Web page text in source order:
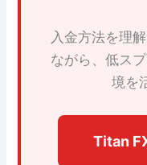
入金方法を理
ながら、低ス
境を
Titan